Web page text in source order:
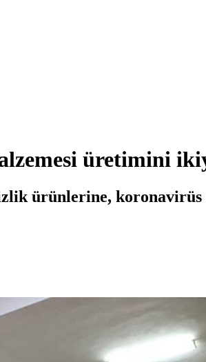
üretimini
ürünlerine, koronavirüs